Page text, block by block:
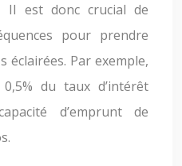
Il est donc crucial de
pour prendre
éclairées. Par exemple,
du taux d’intérêt
d’emprunt de